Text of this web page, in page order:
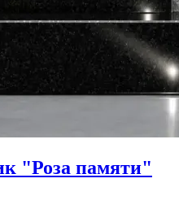
"Роза памяти"